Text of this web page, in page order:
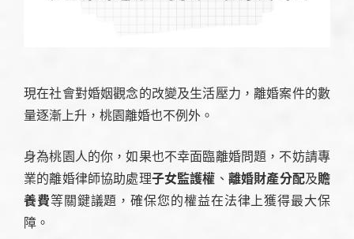
現在社會對婚姻觀念的改變及生活壓力，離婚案件的數
量逐漸上升，桃園離婚也不例外。
身為桃園人的你，如果也不幸面臨離婚問題，不妨請專
業的離婚律師協助處理子女監護權 、 離婚財產分配及贍
養費等關鍵議題，確保您的權益在法律上獲得最大保
障。